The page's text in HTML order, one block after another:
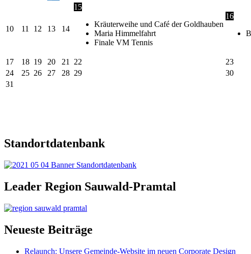
10 11 12 13 14
15
Kräuterweihe und Café der Goldhauben
Maria Himmelfahrt
Finale VM Tennis
16
17 18 19 20 21 22
23
24
25 26 27 28 29
30
31
Standortdatenbank
Leader Region Sauwald-Pramtal
Neueste Beiträge
Relaunch: Unsere Gemeinde-Website im neuen Corporate Design